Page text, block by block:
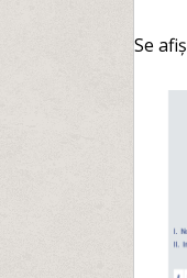
Se